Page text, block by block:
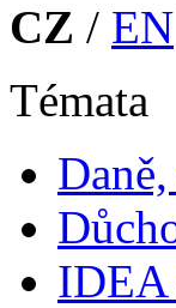
CZ / EN
Témata
IDEA